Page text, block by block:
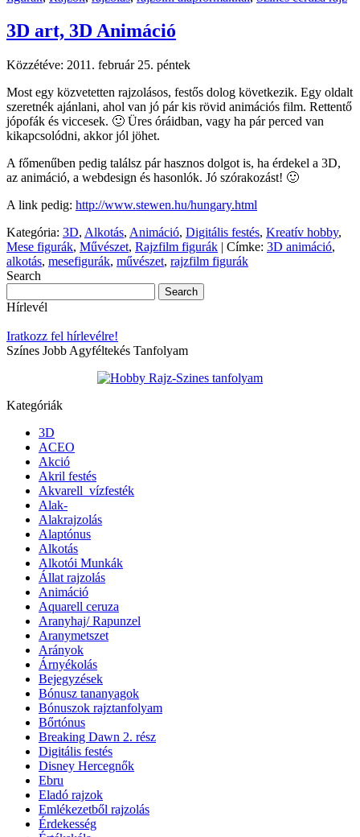
3D art, 3D Animáció
Közzétéve: 2011. február 25. péntek
Most egy közvetetten rajzolásos, festős dolog következik. Egy oldalt
szeretnék ajánlani, ahol van jó pár kis rövid animációs film. Rettentő
jópofák és viccesek. 🙂 Üres óráidban, vagy ha pár perced van
kikapcsolódni, akkor jól jöhet.
A főmenűben pedig találsz pár hasznos dolgot is, ha érdekel a 3D,
az animáció, a webdesign és hasonlók. Jó szórakozást! 🙂
A link pedig: http://www.stewen.hu/hungary.html
Kategória: 3D, Alkotás, Animáció, Digitális festés, Kreatív hobby,
Mese figurák, Művészet, Rajzfilm figurák | Címke: 3D animáció,
alkotás, mesefigurák, művészet, rajzfilm figurák
Search
Hírlevél
Iratkozz fel hírlevélre!
Színes Jobb Agyféltekés Tanfolyam
Kategóriák
3D
ACEO
Akció
Akril festés
Akvarell_vízfesték
Alak-
Alakrajzolás
Alaptónus
Alkotás
Alkotói Munkák
Állat rajzolás
Animáció
Aquarell ceruza
Aranyhaj/ Rapunzel
Aranymetszet
Arányok
Árnyékolás
Bejegyzések
Bónusz tananyagok
Bónuszok rajztanfolyam
Bőrtónus
Breaking Dawn 2. rész
Digitális festés
Disney Hercegnők
Ebru
Eladó rajzok
Emlékezetből rajzolás
Érdekesség